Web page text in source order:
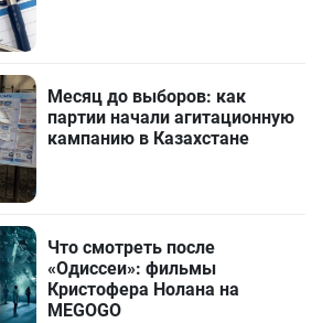
Месяц до выборов: как
партии начали агитационную
кампанию в Казахстане
Что смотреть после
«Одиссеи»: фильмы
Кристофера Нолана на
MEGOGO